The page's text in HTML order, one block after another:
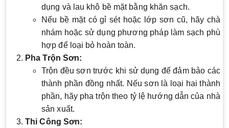
dụng và lau khô bề mặt bằng khăn sạch.
Nếu bề mặt có gỉ sét hoặc lớp sơn cũ, hãy chà
nhám hoặc sử dụng phương pháp làm sạch phù
hợp để loại bỏ hoàn toàn.
Pha Trộn Sơn:
Trộn đều sơn trước khi sử dụng để đảm bảo các
thành phần đồng nhất. Nếu sơn là loại hai thành
phần, hãy pha trộn theo tỷ lệ hướng dẫn của nhà
sản xuất.
Thi Công Sơn: